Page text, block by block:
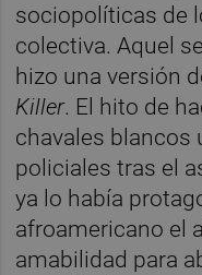
sociopolíticas de
colectiva. Aquel
hizo una versión
Killer. El hito de
chavales blancos
policiales tras el
ya lo había
afroamericano el
amabilidad para